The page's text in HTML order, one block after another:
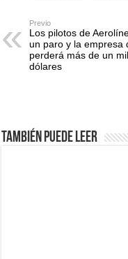
Previo
Los pilotos de
un paro y la empresa
perderá más de un
dólares
También puede leer